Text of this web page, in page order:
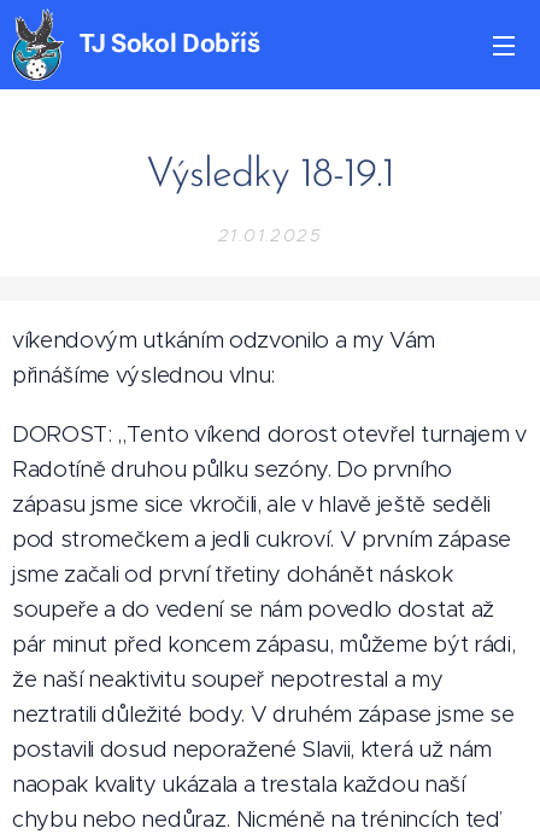
TJSokol Dobříš
Výsledky 18-19.1
21.01.2025
víkendovým utkáním odzvonilo a my Vám
přinášíme výslednou vlnu:
DOROST: ,,Tento víkend dorost otevřel turnajem v
Radotíně druhou půlku sezóny. Do prvního
zápasu jsme sice vkročili, ale v hlavě ještě seděli
pod stromečkem a jedli cukroví. V prvním zápase
jsme začali od první třetiny dohánět náskok
soupeře a do vedení se nám povedlo dostat až
pár minut před koncem zápasu, můžeme být rádi,
že naší neaktivitu soupeř nepotrestal a my
neztratili důležité body. V druhém zápase jsme se
postavili dosud neporažené Slavii, která už nám
naopak kvality ukázala a trestala každou naší
chybu nebo nedůraz. Nicméně na trénincích teď